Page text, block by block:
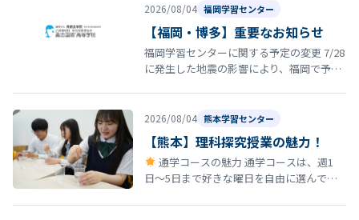
2026/08/04 福岡学習センター
【福岡・博多】重要なお知らせ
福岡学習センターに関する予定の変更 7/28
に発生した地震の影響により、福岡で予定
2026/08/04 熊本学習センター
【熊本】理科探究授業の魅力！
通学コースの魅力 通学コースは、週1
日〜5日まで好きな曜日を自由に選んで登
も、途中で曜日を変更しても学費は…